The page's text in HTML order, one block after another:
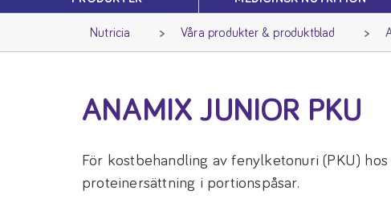
Nutricia Våra produkter & produktblad
ANAMIX JUNIOR PKU
För kostbehandling av fenylketonuri (PKU)
proteinersättning i portionspåsar.